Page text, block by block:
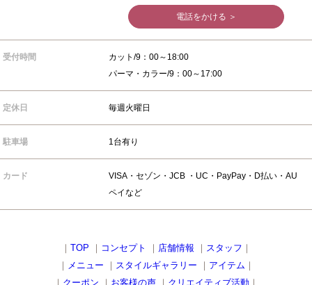
電話をかける ＞
受付時間
カット/9：00～18:00
パーマ・カラー/9：00～17:00
定休日 毎週火曜日
駐車場 1台有り
カード
VISA・セゾン・JCB ・UC・PayPay・D払い・AU
ペイなど
｜ TOP ｜ コンセプト ｜ 店舗情報 ｜ スタッフ ｜
｜ メニュー ｜ スタイルギャラリー ｜ アイテム ｜
｜ クーポン ｜ お客様の声 ｜ クリエイティブ活動 ｜